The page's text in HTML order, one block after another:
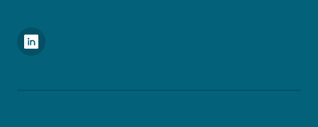
Menu des réseaux sociaux du pied de